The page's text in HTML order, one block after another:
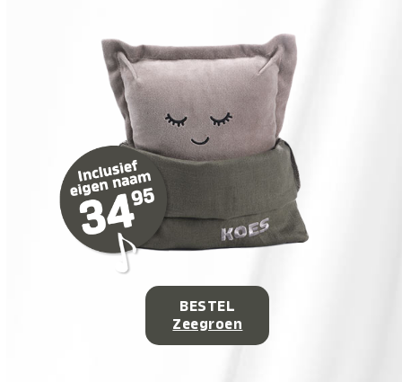
BESTEL
Zeegroen